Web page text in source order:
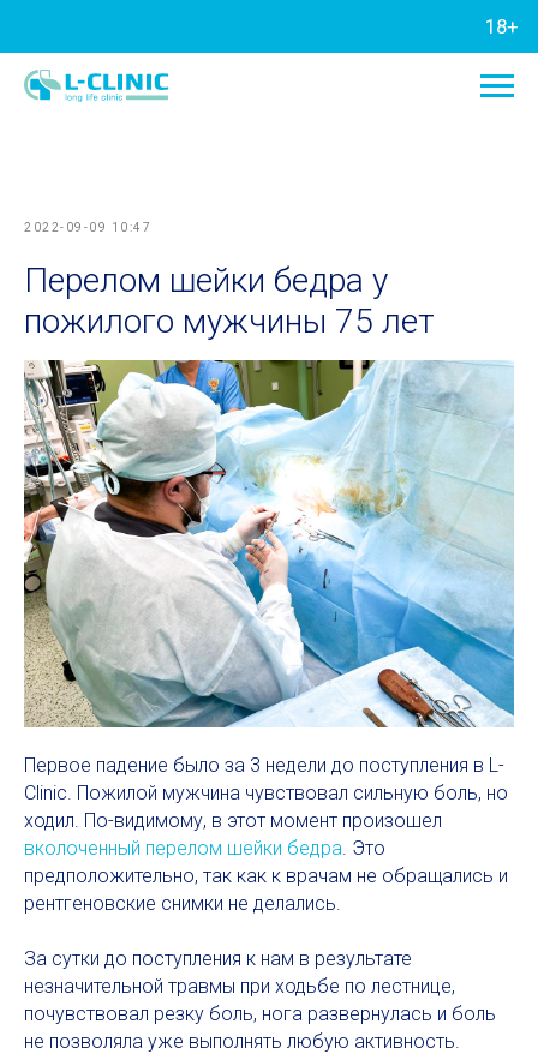
2022-09-09 10:47
Перелом шейки бедра у
пожилого мужчины 75 лет
Первое падение было за 3 недели до поступления в L-
Clinic. Пожилой мужчина чувствовал сильную боль, но
ходил. По-видимому, в этот момент произошел
вколоченный перелом шейки бедра. Это
предположительно, так как к врачам не обращались и
рентгеновские снимки не делались.
За сутки до поступления к нам в результате
незначительной травмы при ходьбе по лестнице,
почувствовал резку боль, нога развернулась и боль
не позволяла уже выполнять любую активность.